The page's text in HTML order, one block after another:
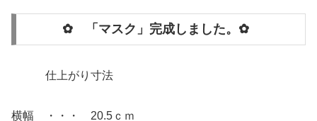
✿ 「マスク」完成しました。✿
仕上がり寸法
横幅 ・・・ 20.5ｃｍ